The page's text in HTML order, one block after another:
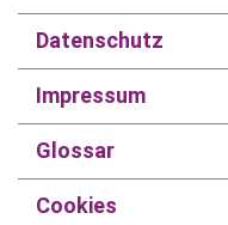
Datenschutz
Impressum
Glossar
Cookies